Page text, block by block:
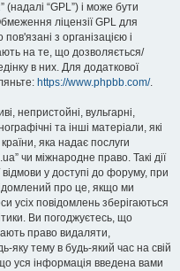
” (надалі “GPL”) і може бути
ліцензії GPL для
з організацією і
на те, що дозволяється/
в них. Для додаткової
https://www.phpbb.com/.
непристойні, вульгарні,
та інші матеріали, які
яка надає послуги
чи міжнародне право. Такі дії
відмови у доступі до форуму, при
про це, якщо ми
усіх повідомлень зберігаються
Ви погоджуєтесь, що
право видаляти,
яку тему в будь-який час на свій
уся інформація введена вами